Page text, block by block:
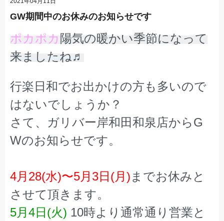
GW期間中のお休みのお知らせです
ポカポカ 陽気の暖かい季節になって
来ましたね♬
行楽日和でお出かけの方も多いので
はないでしょうか？
さて、ガリバー岸和田和泉店からG
Wのお知らせです。
4月28(水)〜5月3日(月) までお休みと
させて頂きます。
5月4日(火) 10時より通常通り営業と